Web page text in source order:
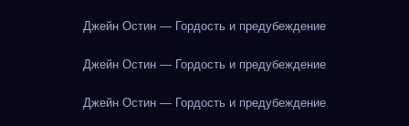
Джейн Остин — Гордость и предубеждение
Джейн Остин — Гордость и предубеждение
Джейн Остин — Гордость и предубеждение